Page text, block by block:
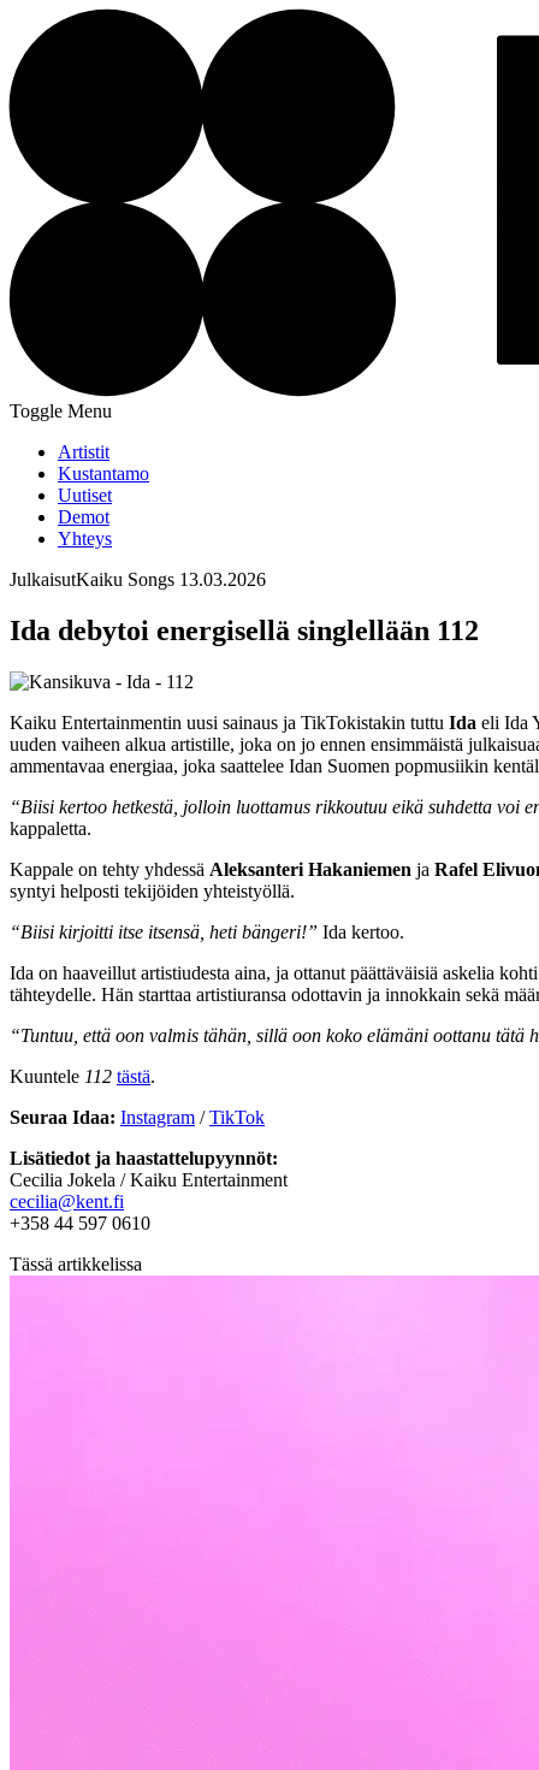
Toggle Menu
Artistit
Kustantamo
Uutiset
Demot
Yhteys
JulkaisutKaiku Songs 13.03.2026
Ida debytoi energisellä singlellään 112
Kaiku Entertainmentin uusi sainaus ja TikTokistakin tuttu Ida eli Ida
uuden vaiheen alkua artistille, joka on jo ennen ensimmäistä
ammentavaa energiaa, joka saattelee Idan Suomen popmusiikin
“⁠Biisi kertoo hetkestä, jolloin luottamus rikkoutuu eikä suhdetta voi
kappaletta.
Kappale on tehty yhdessä Aleksanteri Hakaniemen ja Rafel
syntyi helposti tekijöiden yhteistyöllä.
“Biisi kirjoitti itse itsensä, heti bängeri!” Ida kertoo.
Ida on haaveillut artistiudesta aina, ja ottanut päättäväisiä askelia
tähteydelle. Hän starttaa artistiuransa odottavin ja innokkain sekä
“Tuntuu, että oon valmis tähän, sillä oon koko elämäni oottanu
Kuuntele 112 tästä.
Seuraa Idaa: Instagram /TikTok
Lisätiedot ja haastattelupyynnöt:
Cecilia Jokela / Kaiku Entertainment
cecilia@kent.fi
+358 44 597 0610
Tässä artikkelissa